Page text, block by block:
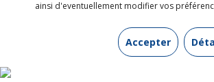
Regards Protestants
RCF Jerico Moselle
ainsi d'eventuellement modifier vos
Accepter